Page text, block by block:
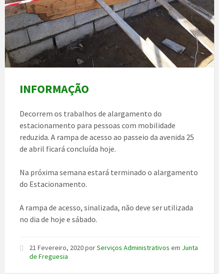
INFORMAÇÃO
Decorrem os trabalhos de alargamento do
estacionamento para pessoas com mobilidade
reduzida. A rampa de acesso ao passeio da avenida 25
de abril ficará concluída hoje.
Na próxima semana estará terminado o alargamento
do Estacionamento.
A rampa de acesso, sinalizada, não deve ser utilizada
no dia de hoje e sábado.
21 Fevereiro, 2020porServiços Administrativos em Junta
de Freguesia